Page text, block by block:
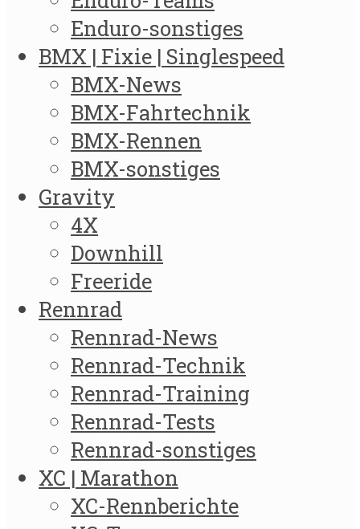
Enduro-sonstiges
BMX | Fixie | Singlespeed
BMX-News
BMX-Fahrtechnik
BMX-Rennen
BMX-sonstiges
Gravity
4X
Downhill
Freeride
Rennrad
Rennrad-News
Rennrad-Technik
Rennrad-Training
Rennrad-Tests
Rennrad-sonstiges
XC | Marathon
XC-Rennberichte